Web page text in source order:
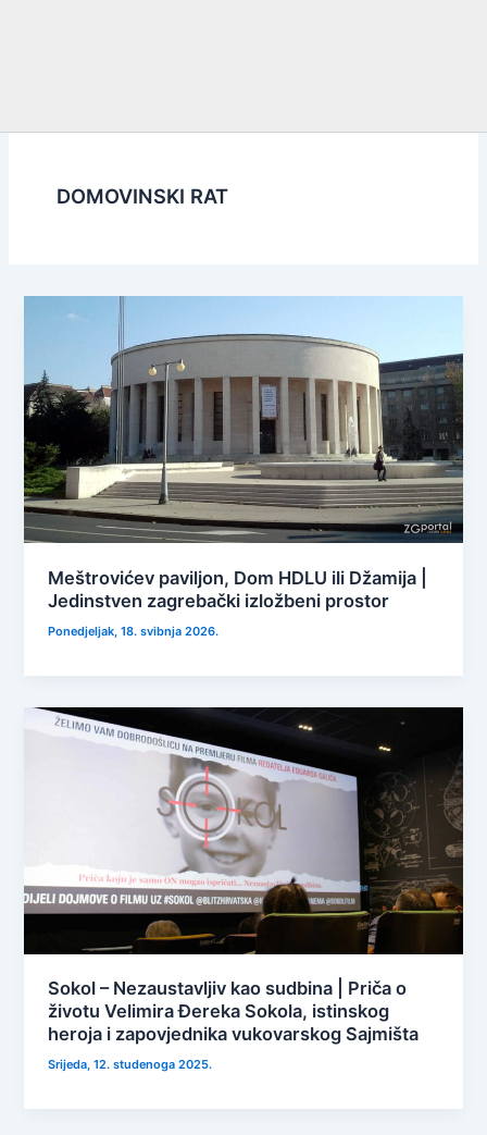
DOMOVINSKI RAT
Meštrovićev paviljon, Dom HDLU ili Džamija |
Jedinstven zagrebački izložbeni prostor
Ponedjeljak, 18. svibnja 2026.
Sokol – Nezaustavljiv kao sudbina | Priča o
životu Velimira Đereka Sokola, istinskog
heroja i zapovjednika vukovarskog Sajmišta
Srijeda, 12. studenoga 2025.